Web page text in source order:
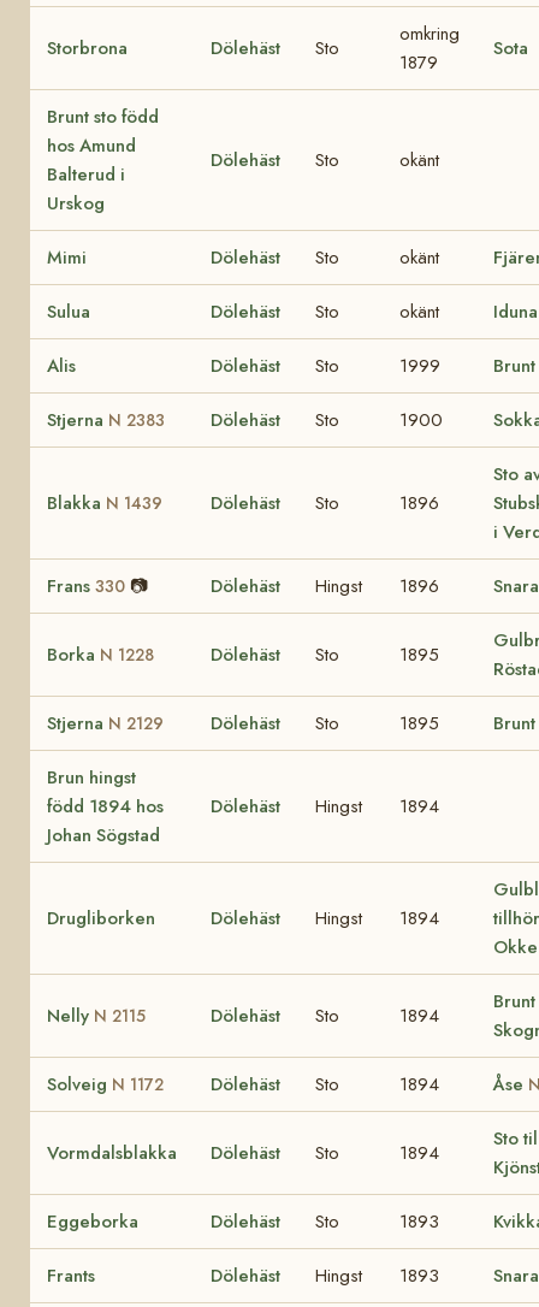
Storbrona Dölehäst Sto
omkring
1879
Sota
Brunt sto född
hos Amund
Balterud i
Urskog
Dölehäst Sto okänt
Mimi Dölehäst Sto okänt
Sulua Dölehäst Sto okänt Iduna
Alis Dölehäst Sto 1999
Stjerna N 2383 Dölehäst Sto 1900
Blakka N 1439 Dölehäst Sto 1896
Sto
i
Frans 330 📷 Dölehäst Hingst 1896 Snara
Borka N 1228 Dölehäst Sto 1895
Stjerna N 2129 Dölehäst Sto 1895
Brun hingst
född 1894 hos
Johan Sögstad
Dölehäst Hingst 1894
Drugliborken Dölehäst Hingst 1894
Nelly N 2115 Dölehäst Sto 1894
Solveig N 1172 Dölehäst Sto 1894 Åse
Vormdalsblakka Dölehäst Sto 1894
Sto
Eggeborka Dölehäst Sto 1893
Frants Dölehäst Hingst 1893 Snara